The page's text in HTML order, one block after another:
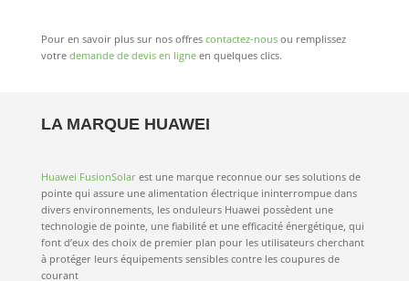
Pour en savoir plus sur nos offres contactez-nousou remplissez
votre demande de devis en ligne en quelques clics.
LA MARQUE HUAWEI
Huawei FusionSolarest une marque reconnue our ses solutions de
pointe qui assure une alimentation électrique ininterrompue dans
divers environnements, les onduleurs Huawei possèdent une
technologie de pointe, une fiabilité et une efficacité énergétique, qui
font d’eux des choix de premier plan pour les utilisateurs cherchant
à protéger leurs équipements sensibles contre les coupures de
courant